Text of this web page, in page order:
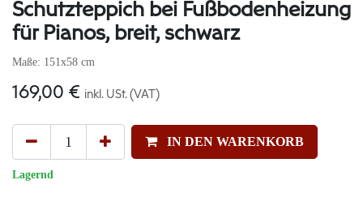
Schutzteppich bei Fußbodenheizung
für Pianos, breit, schwarz
Maße: 151x58 cm
169,00 € inkl. USt. (VAT)
IN DEN WARENKORB
Lagernd